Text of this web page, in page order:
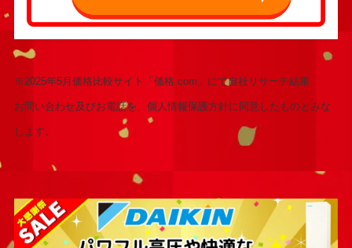
※2025年5月価格比較サイト「価格.com」にて自社リサーチ結果
お問い合わせ及びお電話を、個人情報保護方針に同意したものとみな
します。